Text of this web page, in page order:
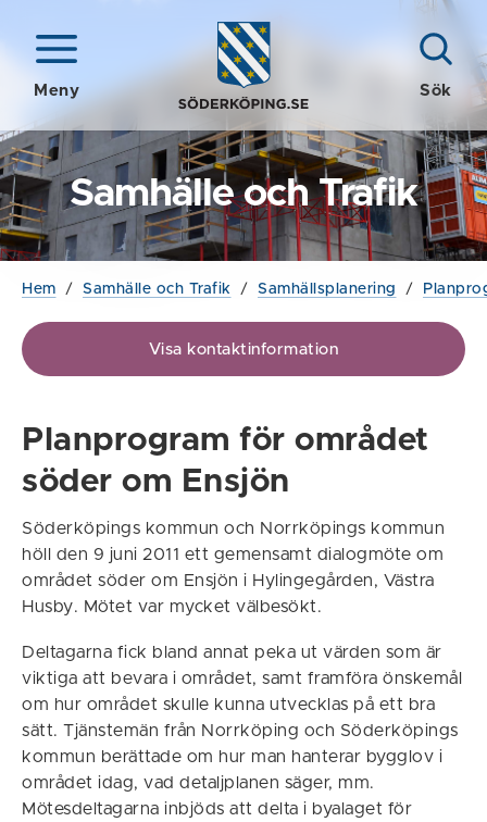
Meny Sök
Samhälle och Trafik
Hem / Samhälle och Trafik / Samhällsplanering /
Visa kontaktinformation
Planprogram för området
söder om Ensjön
Söderköpings kommun och Norrköpings kommun
höll den 9 juni 2011 ett gemensamt dialogmöte om
området söder om Ensjön i Hylingegården, Västra
Husby. Mötet var mycket välbesökt.
Deltagarna fick bland annat peka ut värden som är
viktiga att bevara i området, samt framföra önskemål
om hur området skulle kunna utvecklas på ett bra
sätt. Tjänstemän från Norrköping och Söderköpings
kommun berättade om hur man hanterar bygglov i
området idag, vad detaljplanen säger, mm.
Mötesdeltagarna inbjöds att delta i byalaget för